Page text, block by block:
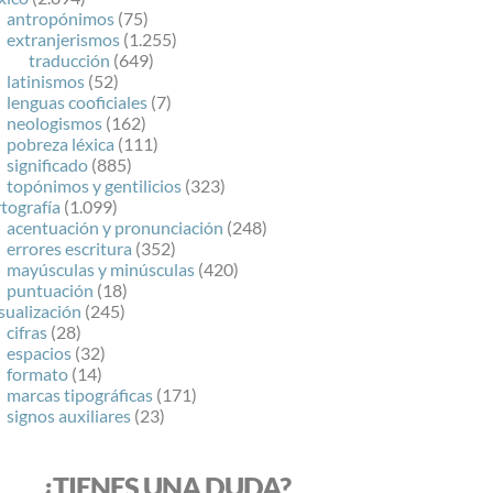
antropónimos (75)
extranjerismos (1.255)
traducción (649)
latinismos (52)
lenguas cooficiales (7)
neologismos (162)
pobreza léxica (111)
significado (885)
topónimos y gentilicios (323)
(1.099)
acentuación y pronunciación (248)
errores escritura (352)
mayúsculas y minúsculas (420)
puntuación (18)
(245)
cifras (28)
espacios (32)
formato (14)
marcas tipográficas (171)
signos auxiliares (23)
¿TIENES UNA DUDA?